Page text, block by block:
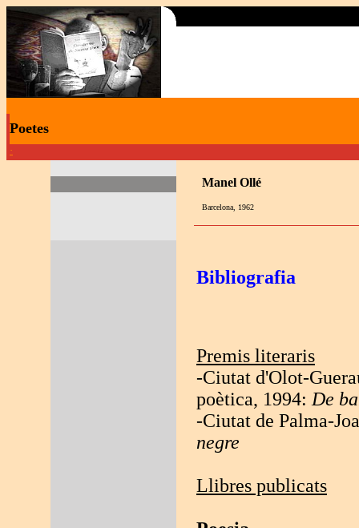
Poetes
·
Manel Ollé
Barcelona, 1962
Bibliografia
Premis literaris
-Ciutat d'Olot-
poètica, 1994: De
-Ciutat de Palma-
negre
Llibres publicats